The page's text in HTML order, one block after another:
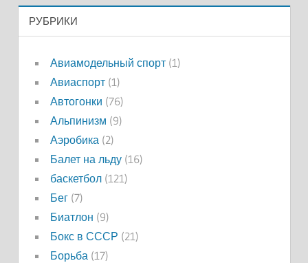
РУБРИКИ
Авиамодельный спорт(1)
Авиаспорт(1)
Автогонки (76)
Альпинизм (9)
Аэробика (2)
Балет на льду(16)
баскетбол(121)
Бег(7)
Биатлон (9)
Бокс в СССР (21)
Борьба (17)